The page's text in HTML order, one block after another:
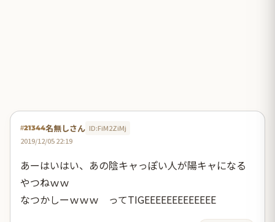
#21344名無しさん ID:FiM2ZiMj
2019/12/05 22:19
あーはいはい、あの陰キャっぽい人が陽キャになる
やつねｗｗ
なつかしーｗｗｗ ってTIGEEEEEEEEEEEEE